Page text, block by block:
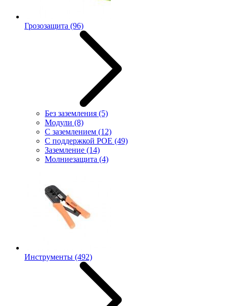
Грозозащита (96)
Без заземления (5)
Модули (8)
С заземлением (12)
С поддержкой POE (49)
Заземление (14)
Молниезащита (4)
Инструменты (492)